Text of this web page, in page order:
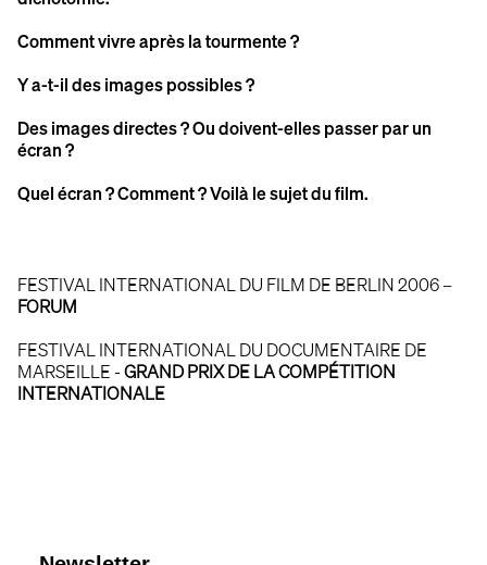
Comment vivre après la tourmente ?
Y a-t-il des images possibles ?
Des images directes ? Ou doivent-elles passer par un
écran ?
Quel écran ? Comment ? Voilà le sujet du film.
FESTIVAL INTERNATIONAL DU FILM DE BERLIN 2006 –
FORUM
FESTIVAL INTERNATIONAL DU DOCUMENTAIRE DE
MARSEILLE -GRAND PRIX DE LA COMPÉTITION
INTERNATIONALE